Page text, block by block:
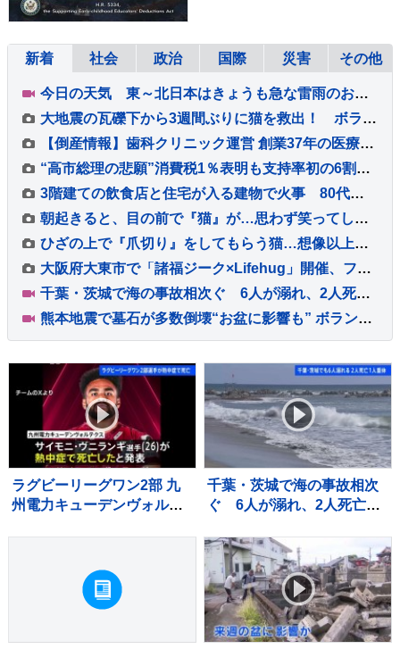
新着 社会 政治 国際 災害 その他
今日の天気 東～北日本はきょうも急な雷雨のおそれ 短時間で道路が冠水するほどの降り方に 台風15号はあさって11日（火・祝）ごろ東北に上陸か
大地震の瓦礫下から3週間ぶりに猫を救出！ ボランティア学生が救助活動に協力 ベネズエラ
【倒産情報】歯科クリニック運営 創業37年の医療法人「社団友志会」ら破産開始決定 ピーク時は5.8億円を超える売上高を計上も…競合激化や借入負担増の影響で赤字に 熊本市【東京商工リサーチ】
“高市総理の悲願”消費税1％表明も支持率初の6割切り…「賛成52%」の波紋 皇室典範めぐる政府説明にも不満「6割超」【8月JNN世論調査解説】
3階建ての飲食店と住宅が入る建物で火事 80代女性が死亡 2階の部屋に住む親子と連絡取れず 東京・大田区
朝起きると、目の前で『猫』が…思わず笑ってしまう『まさかの光景』に２万いいね「眠気も吹っ飛ぶねｗ」「よっ！て感じでかわいいｗ」
ひざの上で『爪切り』をしてもらう猫…想像以上に大人しすぎる『驚きの光景』が20万再生「まったく動かないだとｗ」「めちゃくちゃ可愛い」
大阪府大東市で「諸福ジーク×Lifehug」開催、ファッションテーマの体験型イベント
千葉・茨城で海の事故相次ぐ 6人が溺れ、2人死亡・1人重体
熊本地震で墓石が多数倒壊“お盆に影響も” ボランティアが復旧作業「道を作ればお参りに来られるのでは」
ラグビーリーグワン2部 九
州電力キューデンヴォルテ
千葉・茨城で海の事故相次
ぐ 6人が溺れ、2人死亡・